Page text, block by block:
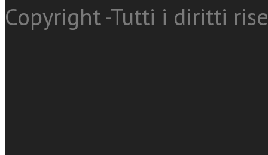
Copyright -Tutti i diritti